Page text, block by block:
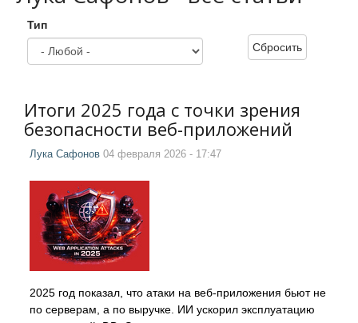
Тип
Сбросить
Итоги 2025 года с точки зрения
безопасности веб-приложений
Лука Сафонов 04 февраля 2026 - 17:47
2025 год показал, что атаки на веб-приложения бьют не
по серверам, а по выручке. ИИ ускорил эксплуатацию